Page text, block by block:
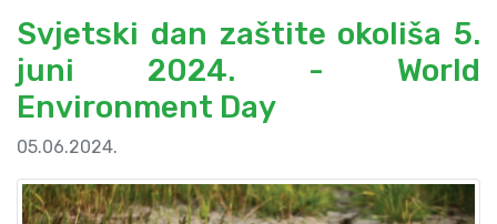
Svjetski dan zaštite okoliša 5.
juni 2024. - World
Environment Day
05.06.2024.